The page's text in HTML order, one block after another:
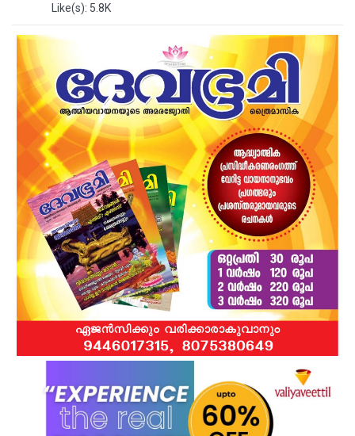
Like(s): 5.8K